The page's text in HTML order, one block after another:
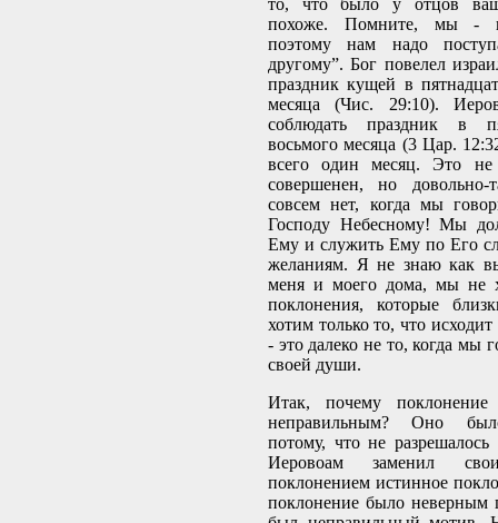
то, что было у отцов
похоже. Помните, мы -
поэтому нам надо
другому”. Бог повелел
праздник кущей в
месяца (Чис. 29:10).
соблюдать праздник в
восьмого месяца (3 Цар.
всего один месяц. Это
совершенен, но довольно-
совсем нет, когда мы
Господу Небесному! Мы
Ему и служить Ему по Его
желаниям. Я не знаю как
меня и моего дома, мы не
поклонения, которые
хотим только то, что
- это далеко не то, когда мы
своей души.
Итак, почему
неправильным? Оно
потому, что не
Иеровоам заменил
поклонением истинное
поклонение было неверным